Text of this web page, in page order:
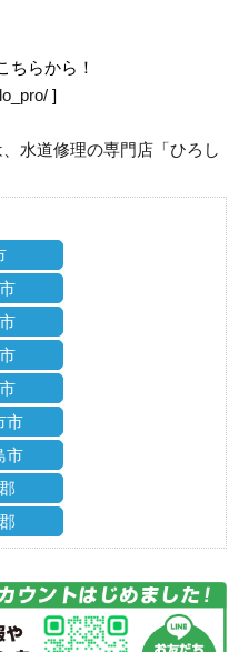
らから！
]
水道修理の専門店「ひろし
市
市